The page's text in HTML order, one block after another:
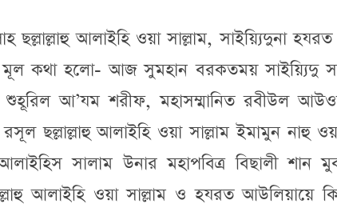
ছল্লাল্লাহু আলাইহি ওয়া সাল্লাম, সাইয়্যিদুনা
মূল কথা হলো- আজ সুমহান বরকতময় সাইয়্যিদু
শুহূরিল আ’যম শরীফ, মহাসম্মানিত রবীউল
ছল্লাল্লাহু আলাইহি ওয়া সাল্লাম ইমামুন নাহু
সালাম উনার মহাপবিত্র বিছালী শান
আলাইহি ওয়া সাল্লাম ও হযরত আউলিয়ায়ে